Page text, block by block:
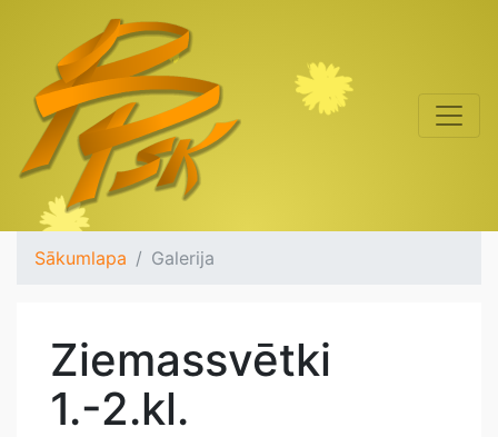
Sākumlapa Galerija
Ziemassvētki
1.-2.kl.